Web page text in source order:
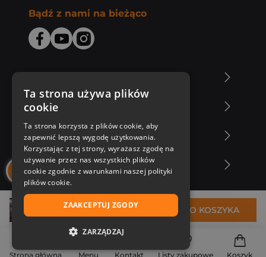
Strona główna Menu Kontakt Listy zakupowe Koszyk
37,99 zł DO KOSZYKA
Bądź z nami na bieżąco
Zakupy u nas
Nasza oferta
Nasi autorzy
Ta strona używa plików
cookie
Ta strona korzysta z plików cookie, aby
zapewnić lepszą wygodę użytkowania.
Korzystając z tej strony, wyrażasz zgodę na
używanie przez nas wszystkich plików
cookie zgodnie z warunkami naszej polityki
plików cookie.
ZAAKCEPTUJ ZGODY
ZARZĄDZAJ
NIEZBĘDNE